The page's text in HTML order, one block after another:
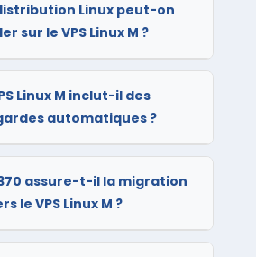
Linux peut-on
sur le VPS Linux M ?
Linux M inclut-il des
automatiques ?
assure-t-il la migration
le VPS Linux M ?